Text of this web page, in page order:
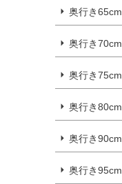
奥行き65cm
奥行き70cm
奥行き75cm
奥行き80cm
奥行き90cm
奥行き95cm